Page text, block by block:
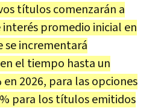
títulos comenzarán a
promedio inicial en
se incrementará
el tiempo hasta un
2026, para las opciones
para los títulos emitidos